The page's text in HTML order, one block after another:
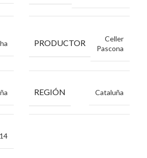
PRODUCTOR
Celler
Pascona
REGIÓN Cataluña
14